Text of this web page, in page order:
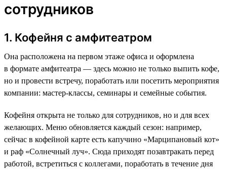
сотрудников
1. Кофейня с амфитеатром
Она расположена на первом этаже офиса и оформлена
в формате амфитеатра — здесь можно не только выпить кофе,
но и провести встречу, поработать или посетить мероприятия
компании: мастер-классы, семинары и семейные события.
Кофейня открыта не только для сотрудников, но и для всех
желающих. Меню обновляется каждый сезон: например,
сейчас в кофейной карте есть капучино «Марципановый кот»
и раф «Солнечный луч». Сюда приходят позавтракать перед
работой, встретиться с коллегами, поработать в течение дня